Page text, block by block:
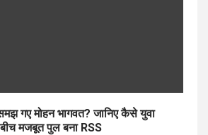
गए मोहन भागवत? जानिए कैसे युवा
मजबूत पुल बना RSS